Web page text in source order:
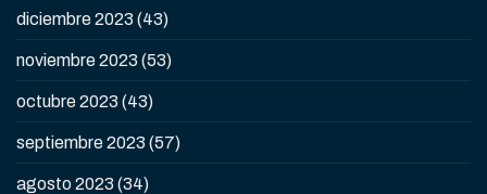
diciembre 2023 (43)
noviembre 2023 (53)
octubre 2023 (43)
septiembre 2023 (57)
agosto 2023 (34)